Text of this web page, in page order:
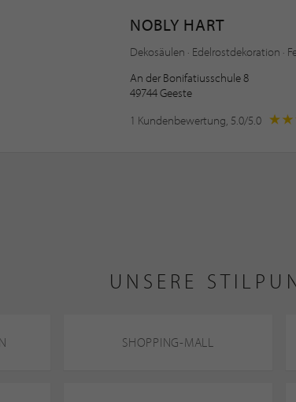
NOBLY HART
Dekosäulen · Edelrostdekoration ·
An der Bonifatiusschule 8
49744 Geeste
1 Kundenbewertung, 5.0/5.0
UNSERE
SHOPPING-MALL